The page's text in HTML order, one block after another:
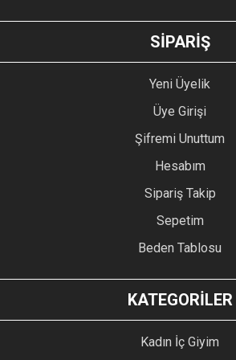
GÖNDER
SİPARİŞ
Yeni Üyelik
Üye Girişi
Şifremi Unuttum
Hesabım
Sipariş Takip
Sepetim
Beden Tablosu
KATEGORİLER
Kadın İç Giyim